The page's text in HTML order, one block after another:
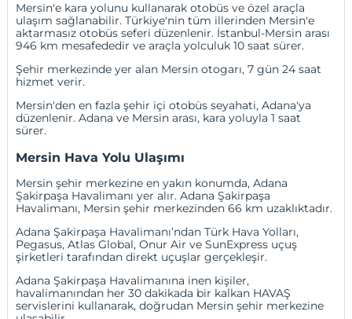
Mersin'e kara yolunu kullanarak otobüs ve özel araçla
ulaşım sağlanabilir. Türkiye'nin tüm illerinden Mersin'e
aktarmasız otobüs seferi düzenlenir. İstanbul-Mersin arası
946 km mesafededir ve araçla yolculuk 10 saat sürer.
Şehir merkezinde yer alan Mersin otogarı, 7 gün 24 saat
hizmet verir.
Mersin'den en fazla şehir içi otobüs seyahati, Adana'ya
düzenlenir. Adana ve Mersin arası, kara yoluyla 1 saat
sürer.
Mersin Hava Yolu Ulaşımı
Mersin şehir merkezine en yakın konumda, Adana
Şakirpaşa Havalimanı yer alır. Adana Şakirpaşa
Havalimanı, Mersin şehir merkezinden 66 km uzaklıktadır.
Adana Şakirpaşa Havalimanı’ndan Türk Hava Yolları,
Pegasus, Atlas Global, Onur Air ve SunExpress uçuş
şirketleri tarafından direkt uçuşlar gerçekleşir.
Adana Şakirpaşa Havalimanına inen kişiler,
havalimanından her 30 dakikada bir kalkan HAVAŞ
servislerini kullanarak, doğrudan Mersin şehir merkezine